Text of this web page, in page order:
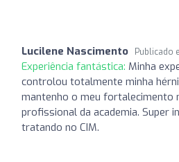
Lucilene Nascimento Publicado
Experiência fantástica: Minha
controlou totalmente minha
mantenho o meu fortalecimento
profissional da academia. Super
tratando no CIM.